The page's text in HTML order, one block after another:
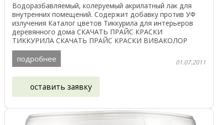
Водоразбавляемый, колеруемый акрилатный лак для
внутренних помещений. Содержит добавку против УФ
излучения Каталог цветов Тиккурила для интерьеров
деревянного дома СКАЧАТЬ ПРАЙС КРАСКИ
ТИККУРИЛА СКАЧАТЬ ПРАЙС КРАСКИ ВИВАКОЛОР
СКАЧАТЬ ПРАЙС ...
подробнее 01.07.2011
оставить заявку